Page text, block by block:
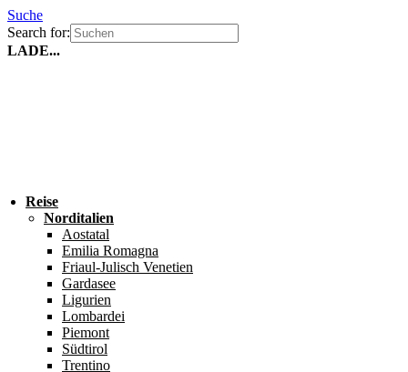
Suche
Search for:
LADE...
Reise
Norditalien
Aostatal
Emilia Romagna
Friaul-Julisch Venetien
Gardasee
Ligurien
Lombardei
Piemont
Südtirol
Trentino